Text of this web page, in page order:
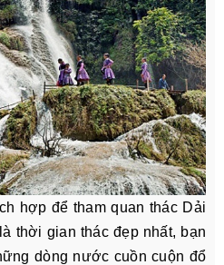
hợp để tham quan thác Dải
thời gian thác đẹp nhất, bạn
dòng nước cuồn cuộn đổ